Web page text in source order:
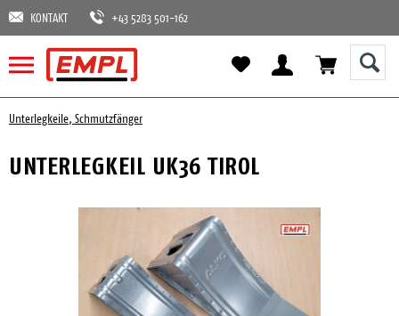
KONTAKT +43 5283 501-162
Unterlegkeile, Schmutzfänger
UNTERLEGKEIL UK36 TIROL